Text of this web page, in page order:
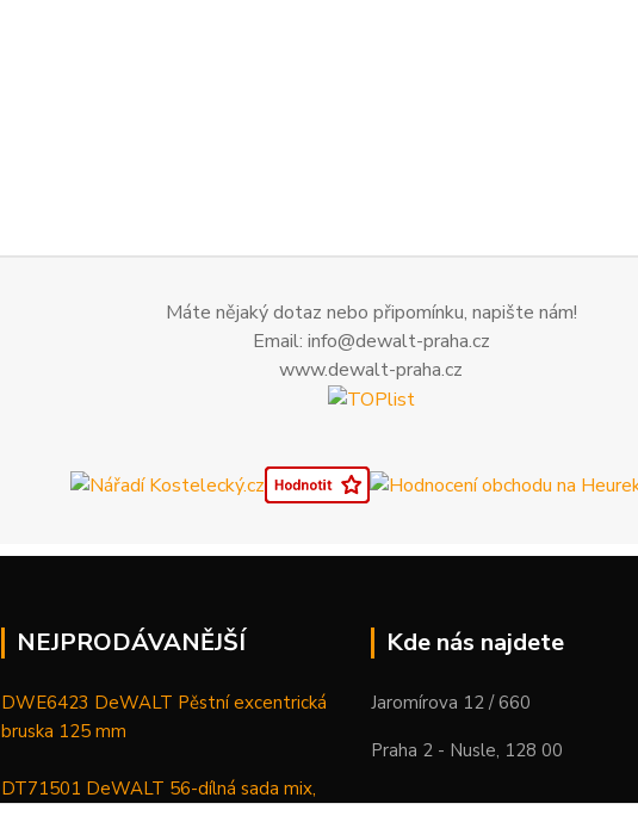
Máte nějaký dotaz nebo připomínku, napište nám!
Email: info@dewalt-praha.cz
www.dewalt-praha.cz
NEJPRODÁVANĚJŠÍ
DWE6423 DeWALT Pěstní excentrická
bruska 125 mm
DT71501 DeWALT 56-dílná sada mix,
Kde nás najdete
Jaromírova 12 / 660
Praha 2 - Nusle, 128 00